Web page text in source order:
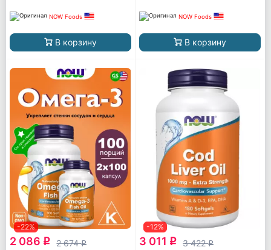
NOW Foods
В корзину
NOW Foods
В корзину
-22%
2 086 q 2 674q
-12%
3 011 q 3 422q